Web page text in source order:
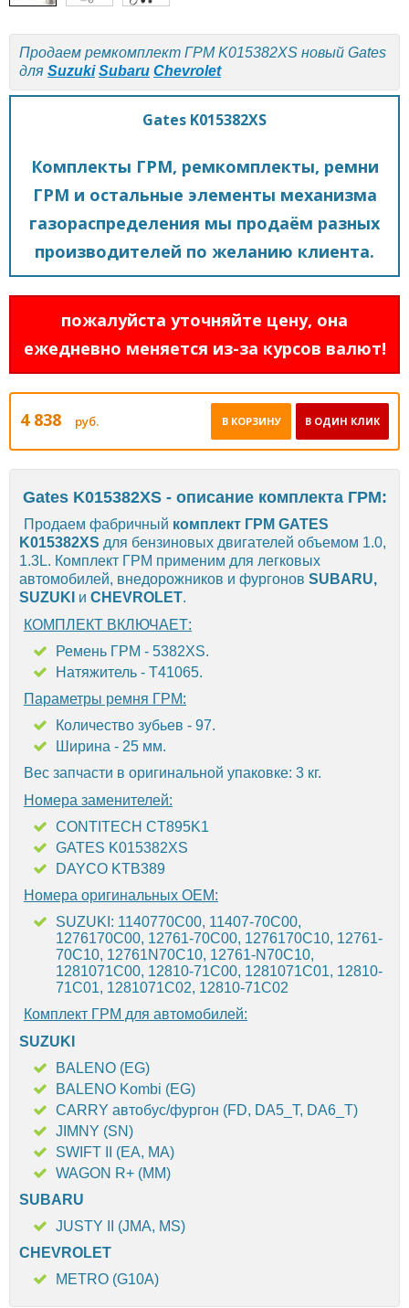
Продаем ремкомплект ГРМ K015382XS новый Gates
для Suzuki Subaru Chevrolet
Gates K015382XS
Комплекты ГРМ, ремкомплекты, ремни
ГРМ и остальные элементы механизма
газораспределения мы продаём разных
производителей по желанию клиента.
пожалуйста уточняйте цену, она
ежедневно меняется из-за курсов валют!
4 838 руб. В ОДИН КЛИК
В КОРЗИНУ
Gates K015382XS - описание комплекта ГРМ:
Продаем фабричный комплект ГРМ GATES
K015382XS для бензиновых двигателей объемом 1.0,
1.3L. Комплект ГРМ применим для легковых
автомобилей, внедорожников и фургонов SUBARU,
SUZUKI и CHEVROLET.
КОМПЛЕКТ ВКЛЮЧАЕТ:
Ремень ГРМ - 5382XS.
Натяжитель - T41065.
Параметры ремня ГРМ:
Количество зубьев - 97.
Ширина - 25 мм.
Вес запчасти в оригинальной упаковке: 3 кг.
Номера заменителей:
CONTITECH CT895K1
GATES K015382XS
DAYCO KTB389
Номера оригинальных OEM:
SUZUKI: 1140770C00, 11407-70C00,
1276170C00, 12761-70C00, 1276170C10, 12761-
70C10, 12761N70C10, 12761-N70C10,
1281071C00, 12810-71C00, 1281071C01, 12810-
71C01, 1281071C02, 12810-71C02
Комплект ГРМ для автомобилей:
SUZUKI
BALENO (EG)
BALENO Kombi (EG)
CARRY автобус/фургон (FD, DA5_T, DA6_T)
JIMNY (SN)
SWIFT II (EA, MA)
WAGON R+ (MM)
SUBARU
JUSTY II (JMA, MS)
CHEVROLET
METRO (G10A)